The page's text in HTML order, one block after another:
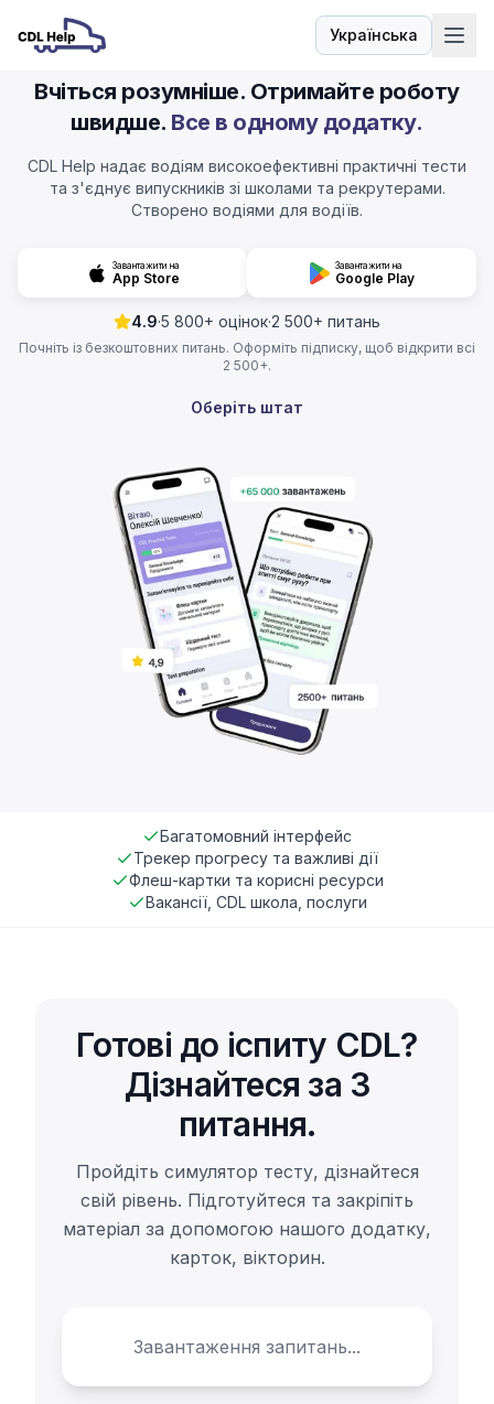
Українська
Мова
Вчіться розумніше. Отримайте роботу
швидше. Все в одному додатку.
CDL Help надає водіям високоефективні практичні тести
та з'єднує випускників зі школами та рекрутерами.
Створено водіями для водіїв.
Завантажити на
App Store
Завантажити на
Google Play
4.9·5 800+ оцінок·2 500+ питань
Почніть із безкоштовних питань. Оформіть підписку, щоб відкрити всі
2 500+.
Оберіть штат
Багатомовний інтерфейс
Трекер прогресу та важливі дії
Флеш-картки та корисні ресурси
Вакансії, CDL школа, послуги
Готові до іспиту CDL?
Дізнайтеся за 3
питання.
Пройдіть симулятор тесту, дізнайтеся
свій рівень. Підготуйтеся та закріпіть
матеріал за допомогою нашого додатку,
карток, вікторин.
Завантаження запитань...